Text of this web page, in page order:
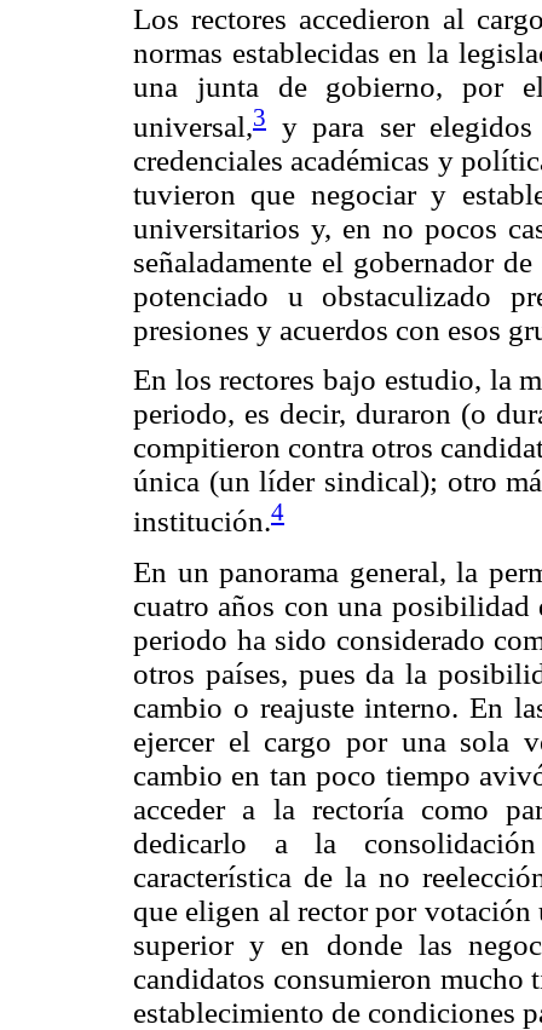
Los rectores accedieron al
normas establecidas en la
una junta de gobierno, por
universal,3
y para ser
credenciales académicas y
tuvieron que negociar y
universitarios y, en no pocos
señaladamente el gobernador
potenciado u obstaculizado
presiones y acuerdos con esos
En los rectores bajo estudio, la
periodo, es decir, duraron (o
compitieron contra otros
única (un líder sindical); otro
institución.4
En un panorama general, la
cuatro años con una
periodo ha sido considerado
otros países, pues da la
cambio o reajuste interno. En
ejercer el cargo por una sola
cambio en tan poco tiempo
acceder a la rectoría como
dedicarlo a la
característica de la no
que eligen al rector por
superior y en donde las
candidatos consumieron
establecimiento de condiciones